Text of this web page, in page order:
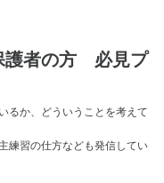
護者の方 必見プ
るか、どういうことを考えて
練習の仕方なども発信してい